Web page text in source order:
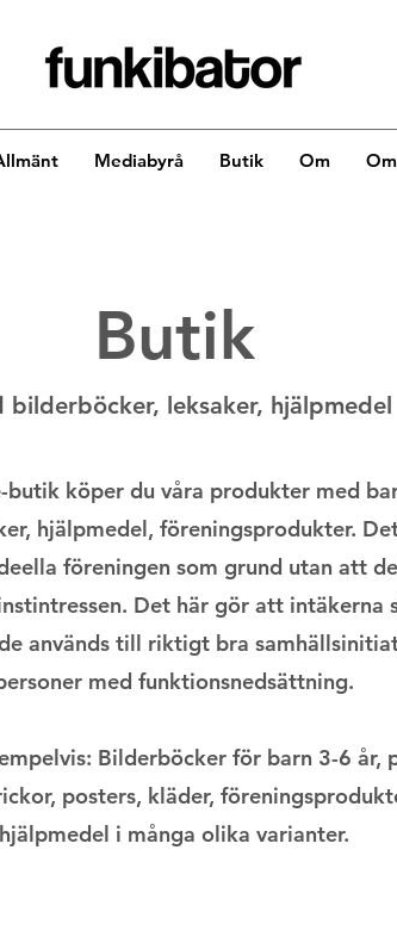
Mediabyrå Butik Om Om
Butik
bilderböcker, leksaker, hjälpmedel
butik köper du våra produkter med
hjälpmedel, föreningsprodukter.
föreningen som grund utan att
Det här gör att intäkerna
används till riktigt bra
med funktionsnedsättning.
Bilderböcker för barn 3-6 år,
posters, kläder,
hjälpmedel i många olika varianter.